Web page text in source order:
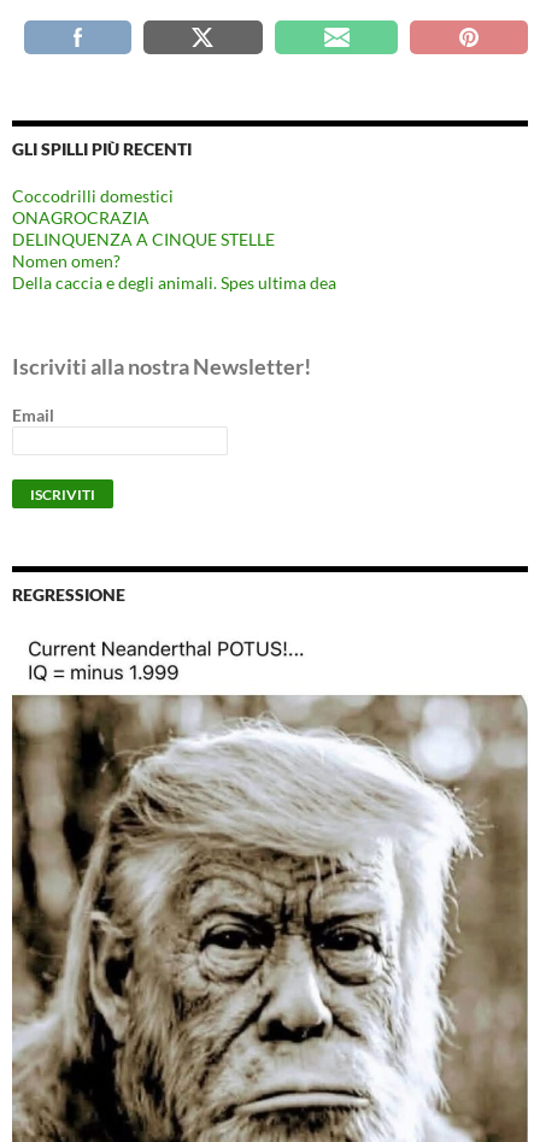
GLI SPILLI PIÙ RECENTI
Coccodrilli domestici
ONAGROCRAZIA
DELINQUENZA A CINQUE STELLE
Nomen omen?
Della caccia e degli animali. Spes ultima dea
Iscriviti alla nostra Newsletter!
Email
REGRESSIONE